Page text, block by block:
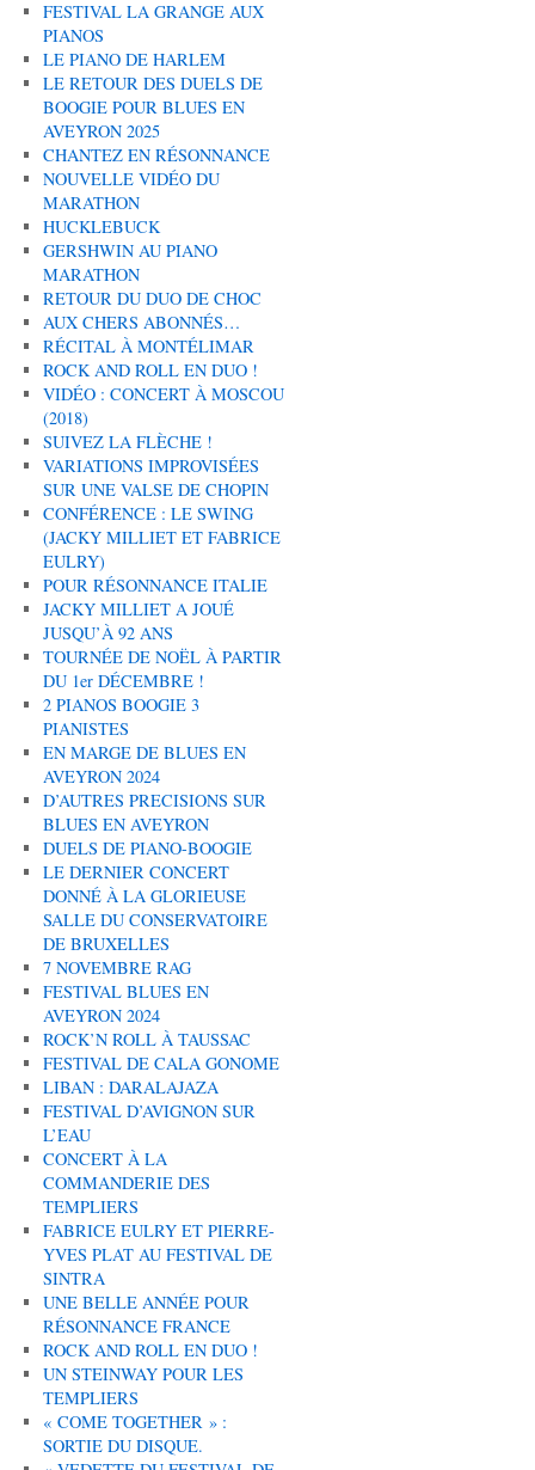
FESTIVAL LA GRANGE AUX
PIANOS
LE PIANO DE HARLEM
LE RETOUR DES DUELS DE
BOOGIE POUR BLUES EN
AVEYRON 2025
CHANTEZ EN RÉSONNANCE
NOUVELLE VIDÉO DU
MARATHON
HUCKLEBUCK
GERSHWIN AU PIANO
MARATHON
RETOUR DU DUO DE CHOC
AUX CHERS ABONNÉS…
RÉCITAL À MONTÉLIMAR
ROCK AND ROLL EN DUO !
VIDÉO : CONCERT À MOSCOU
(2018)
SUIVEZ LA FLÈCHE !
VARIATIONS IMPROVISÉES
SUR UNE VALSE DE CHOPIN
CONFÉRENCE : LE SWING
(JACKY MILLIET ET FABRICE
EULRY)
POUR RÉSONNANCE ITALIE
JACKY MILLIET A JOUÉ
JUSQU’À 92 ANS
TOURNÉE DE NOËL À PARTIR
DU 1er DÉCEMBRE !
2 PIANOS BOOGIE 3
PIANISTES
EN MARGE DE BLUES EN
AVEYRON 2024
D’AUTRES PRECISIONS SUR
BLUES EN AVEYRON
DUELS DE PIANO-BOOGIE
LE DERNIER CONCERT
DONNÉ À LA GLORIEUSE
SALLE DU CONSERVATOIRE
DE BRUXELLES
7 NOVEMBRE RAG
FESTIVAL BLUES EN
AVEYRON 2024
ROCK’N ROLL À TAUSSAC
FESTIVAL DE CALA GONOME
LIBAN : DARALAJAZA
FESTIVAL D’AVIGNON SUR
L’EAU
CONCERT À LA
COMMANDERIE DES
TEMPLIERS
FABRICE EULRY ET PIERRE-
YVES PLAT AU FESTIVAL DE
SINTRA
UNE BELLE ANNÉE POUR
RÉSONNANCE FRANCE
ROCK AND ROLL EN DUO !
UN STEINWAY POUR LES
TEMPLIERS
« COME TOGETHER » :
SORTIE DU DISQUE.